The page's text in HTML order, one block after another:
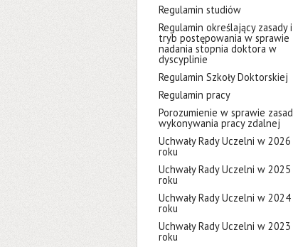
Regulamin studiów
Regulamin określający zasady i
tryb postępowania w sprawie
nadania stopnia doktora w
dyscyplinie
Regulamin Szkoły Doktorskiej
Regulamin pracy
Porozumienie w sprawie zasad
wykonywania pracy zdalnej
Uchwały Rady Uczelni w 2026
roku
Uchwały Rady Uczelni w 2025
roku
Uchwały Rady Uczelni w 2024
roku
Uchwały Rady Uczelni w 2023
roku